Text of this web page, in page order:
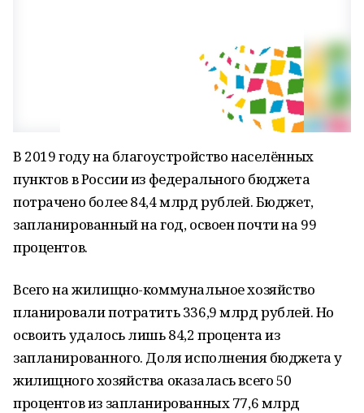
В 2019 году на благоустройство населённых
пунктов в России из федерального бюджета
потрачено более 84,4 млрд рублей. Бюджет,
запланированный на год, освоен почти на 99
процентов.
Всего на жилищно-коммунальное хозяйство
планировали потратить 336,9 млрд рублей. Но
освоить удалось лишь 84,2 процента из
запланированного. Доля исполнения бюджета у
жилищного хозяйства оказалась всего 50
процентов из запланированных 77,6 млрд